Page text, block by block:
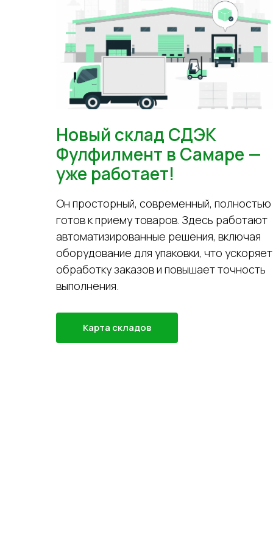
Новый склад СДЭК
Фулфилмент в Самаре —
уже работает!
Он просторный, современный, полностью
готов к приему товаров. Здесь работают
автоматизированные решения, включая
оборудование для упаковки, что ускоряет
обработку заказов и повышает точность
выполнения.
Карта складов